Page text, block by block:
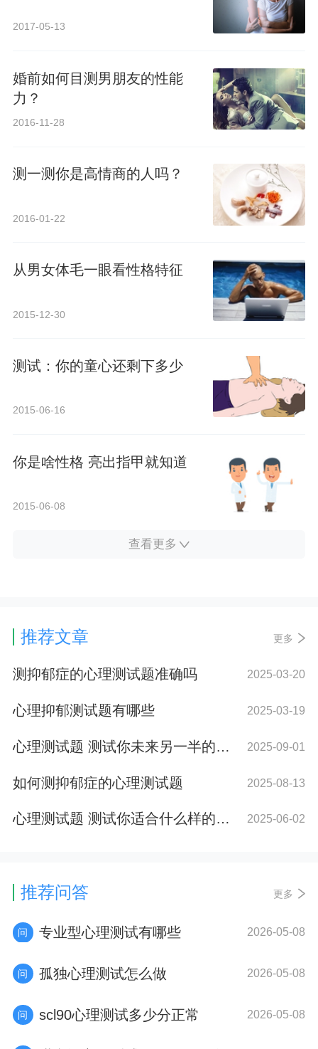
2017-05-13
婚前如何目测男朋友的性能
力？
2016-11-28
测一测你是高情商的人吗？
2016-01-22
从男女体毛一眼看性格特征
2015-12-30
测试：你的童心还剩下多少
2015-06-16
你是啥性格 亮出指甲就知道
2015-06-08
查看更多
推荐文章 更多
2025-03-20
测抑郁症的心理测试题准确吗
2025-03-19
心理抑郁测试题有哪些
2025-09-01
心理测试题 测试你未来另一半的钱力级别
2025-08-13
如何测抑郁症的心理测试题
2025-06-02
心理测试题 测试你适合什么样的工作
推荐问答 更多
2026-05-08
专业型心理测试有哪些
2026-05-08
孤独心理测试怎么做
2026-05-08
scl90心理测试多少分正常